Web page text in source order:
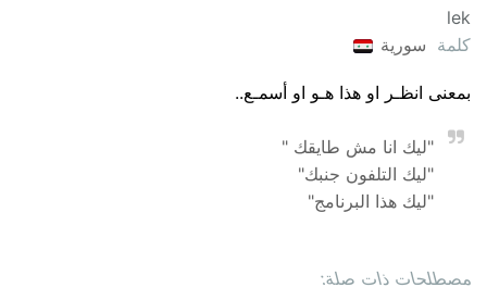
lek
كلمة سورية
بمعنى انظـر او هذا هـو او أسمـع..
"ليك انا مش طايقك "
"ليك التلفون جنبك"
"ليك هذا البرنامج"
مصطلحات ذات صلة: